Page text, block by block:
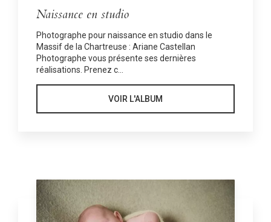
Naissance en studio
Photographe pour naissance en studio dans le
Massif de la Chartreuse : Ariane Castellan
Photographe vous présente ses dernières
réalisations. Prenez c...
VOIR L'ALBUM